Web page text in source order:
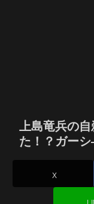
上島竜兵の自
た！？ガー
X